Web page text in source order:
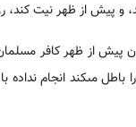
و پيش از ظهر نيت
پيش از ظهر كافر
مى‏كند انجام نداده